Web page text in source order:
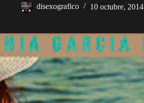
disexografico 10 octubre, 2014